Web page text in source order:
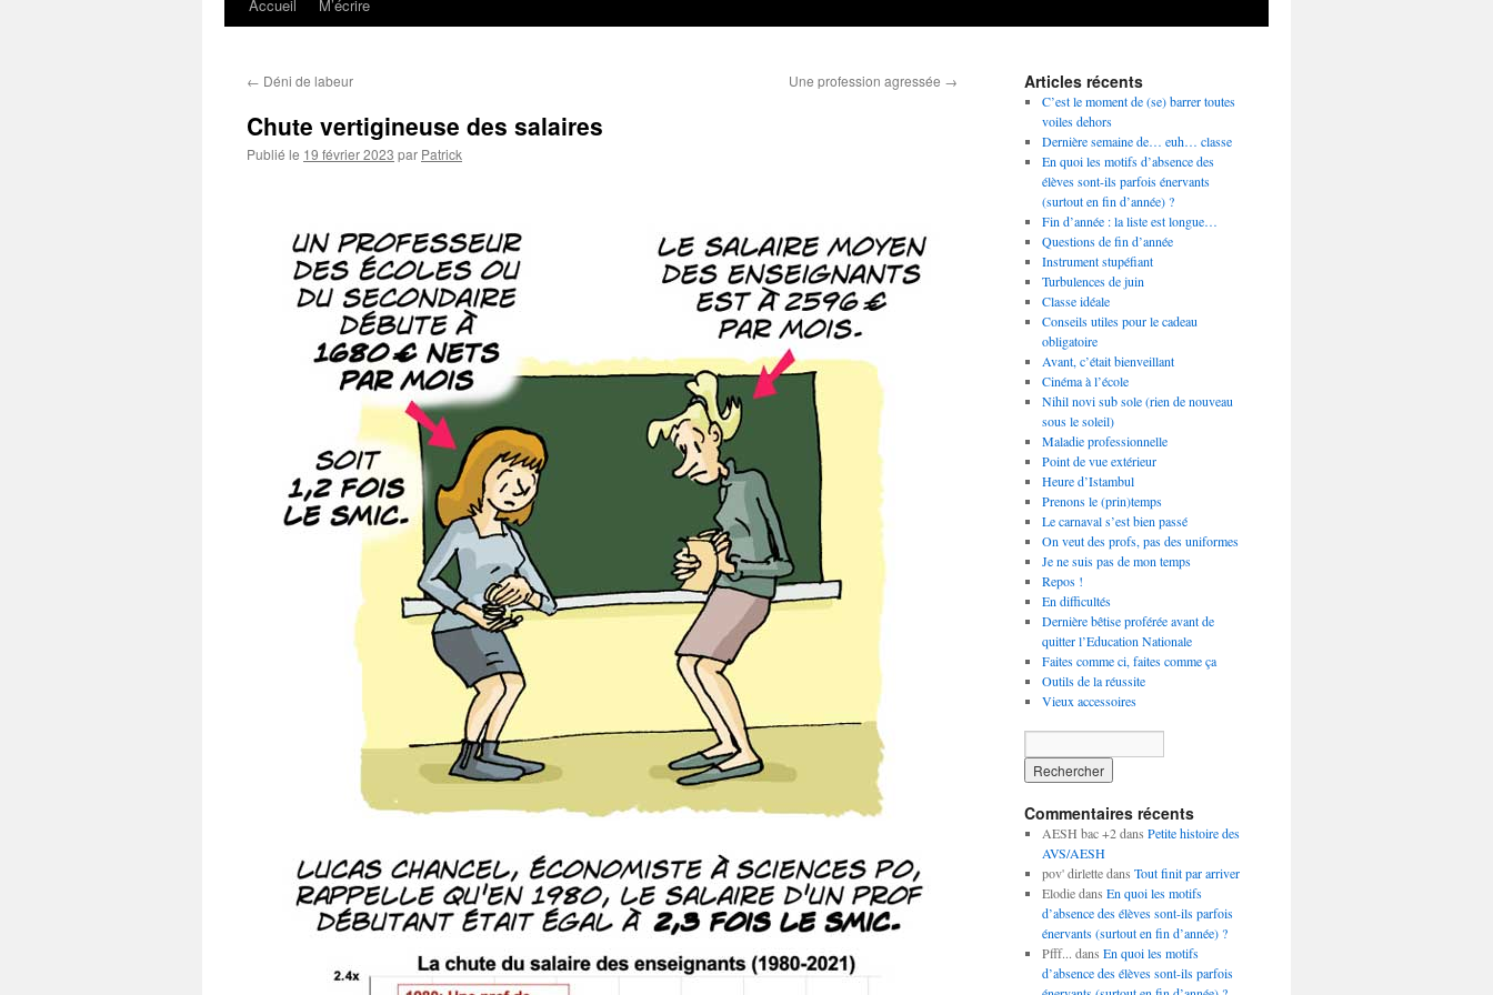
Accueil M’écrire
← Déni de labeur Une profession agressée →
Chute vertigineuse des salaires
Publié le 19 février 2023 par Patrick
Articles récents
C’est le moment de (se) barrer toutes
voiles dehors
Dernière semaine de… euh… classe
En quoi les motifs d’absence des
élèves sont-ils parfois énervants
(surtout en fin d’année) ?
Fin d’année : la liste est longue…
Questions de fin d’année
Instrument stupéfiant
Turbulences de juin
Classe idéale
Conseils utiles pour le cadeau
obligatoire
Avant, c’était bienveillant
Cinéma à l’école
Nihil novi sub sole (rien de nouveau
sous le soleil)
Maladie professionnelle
Point de vue extérieur
Heure d’Istambul
Prenons le (prin)temps
Le carnaval s’est bien passé
On veut des profs, pas des uniformes
Je ne suis pas de mon temps
Repos !
En difficultés
Dernière bêtise proférée avant de
quitter l’Education Nationale
Faites comme ci, faites comme ça
Outils de la réussite
Vieux accessoires
Commentaires récents
AESH bac +2dans Petite histoire des
AVS/AESH
pov' dirlettedans Tout finit par arriver
Elodiedans En quoi les motifs
d’absence des élèves sont-ils parfois
énervants (surtout en fin d’année) ?
Pfff... dans En quoi les motifs
d’absence des élèves sont-ils parfois